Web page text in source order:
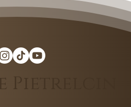
viva
Pietrelcin